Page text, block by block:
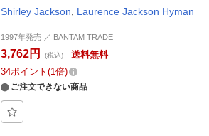
Shirley Jackson Laurence Jackson Hyman
1997年発売 ／ BANTAM TRADE
3,762円 (税込)
送料無料
34ポイント 1倍
ご注文できない商品